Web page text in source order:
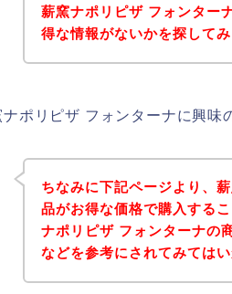
薪窯ナポリピザ フォンター
得な情報がないかを探して
ポリピザ フォンターナに興味
ちなみに下記ページより、
品がお得な価格で購入する
ナポリピザ フォンターナの
などを参考にされてみては